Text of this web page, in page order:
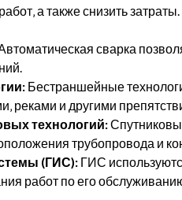
а также снизить
сварка
Бестраншейные
реками и другими
технологий:
трубопровода и
(ГИС): ГИС
работ по его